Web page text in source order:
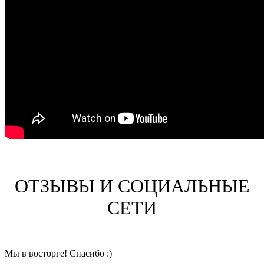
ОТЗЫВЫ И СОЦИАЛЬНЫЕ
СЕТИ
Мы в восторге! Спасибо :)